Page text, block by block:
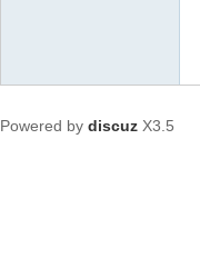
Powered by discuz X3.5